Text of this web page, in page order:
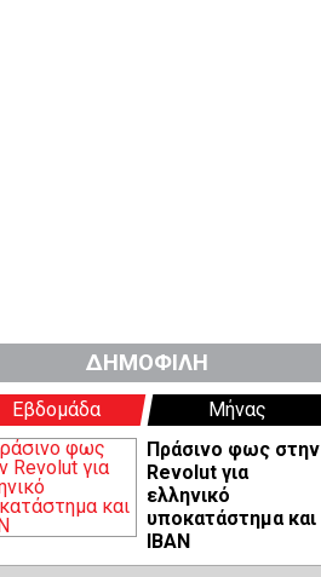
ΔΗΜΟΦΙΛΗ
Εβδομάδα
Μήνας
Πράσινο φως στην
Revolut για
ελληνικό
υποκατάστημα και
IBAN